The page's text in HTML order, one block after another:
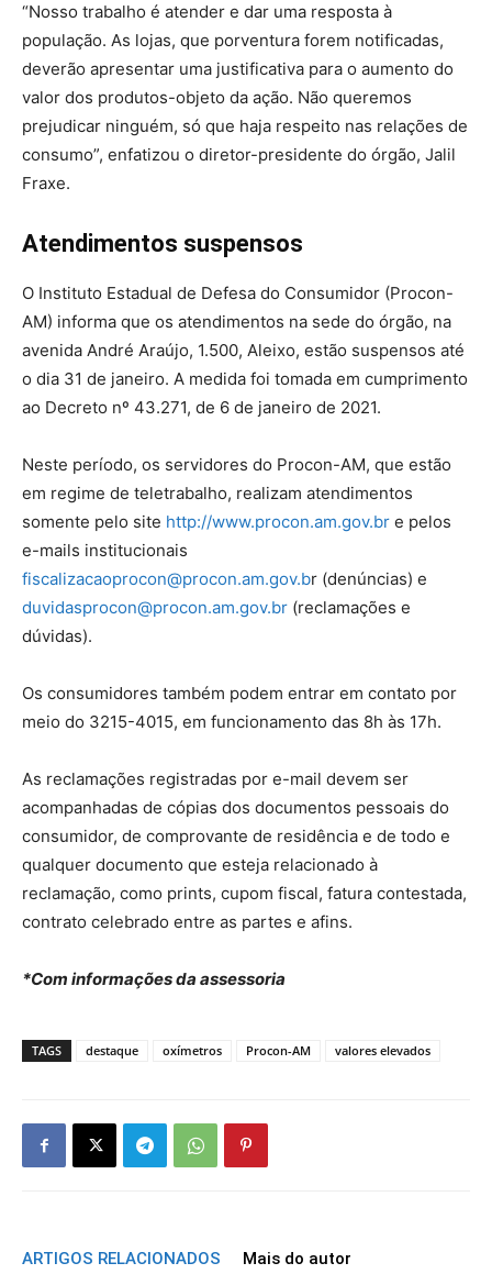
“Nosso trabalho é atender e dar uma resposta à
população. As lojas, que porventura forem notificadas,
deverão apresentar uma justificativa para o aumento do
valor dos produtos-objeto da ação. Não queremos
prejudicar ninguém, só que haja respeito nas relações de
consumo”, enfatizou o diretor-presidente do órgão, Jalil
Fraxe.
Atendimentos suspensos
O Instituto Estadual de Defesa do Consumidor (Procon-
AM) informa que os atendimentos na sede do órgão, na
avenida André Araújo, 1.500, Aleixo, estão suspensos até
o dia 31 de janeiro. A medida foi tomada em cumprimento
ao Decreto nº 43.271, de 6 de janeiro de 2021.
Neste período, os servidores do Procon-AM, que estão
em regime de teletrabalho, realizam atendimentos
somente pelo site http://www.procon.am.gov.br e pelos
e-mails institucionais
fiscalizacaoprocon@procon.am.gov.br (denúncias) e
duvidasprocon@procon.am.gov.br (reclamações e
dúvidas).
Os consumidores também podem entrar em contato por
meio do 3215-4015, em funcionamento das 8h às 17h.
As reclamações registradas por e-mail devem ser
acompanhadas de cópias dos documentos pessoais do
consumidor, de comprovante de residência e de todo e
qualquer documento que esteja relacionado à
reclamação, como prints, cupom fiscal, fatura contestada,
contrato celebrado entre as partes e afins.
*Com informações da assessoria
TAGS destaque oxímetros Procon-AM valores elevados
ARTIGOS RELACIONADOS Mais do autor